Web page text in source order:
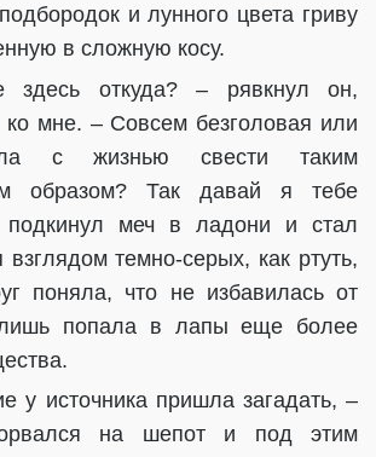
и лунного цвета гриву
в сложную косу.
откуда? – рявкнул он,
ко мне. – Совсем безголовая или
с жизнью свести таким
образом? Так давай я тебе
меч в ладони и стал
взглядом темно-серых, как ртуть,
поняла, что не избавилась от
попала в лапы еще более
у источника пришла загадать, –
на шепот и под этим